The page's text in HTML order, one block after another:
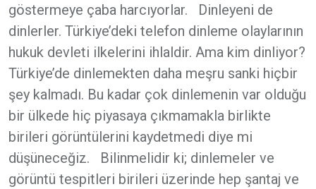
göstermeye çaba harcıyorlar. Dinleyeni de
dinlerler. Türkiye’deki telefon dinleme olaylarının
hukuk devleti ilkelerini ihlaldir. Ama kim dinliyor?
Türkiye’de dinlemekten daha meşru sanki hiçbir
şey kalmadı. Bu kadar çok dinlemenin var olduğu
bir ülkede hiç piyasaya çıkmamakla birlikte
birileri görüntülerini kaydetmedi diye mi
düşüneceğiz. Bilinmelidir ki; dinlemeler ve
görüntü tespitleri birileri üzerinde hep şantaj ve